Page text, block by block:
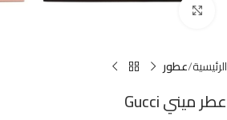
الرئيسية عطور
عطر ميني Gucci